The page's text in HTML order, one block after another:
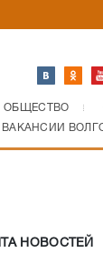
ОБЩЕСТВО
ВАКАНСИИ
НОВОСТЕЙ